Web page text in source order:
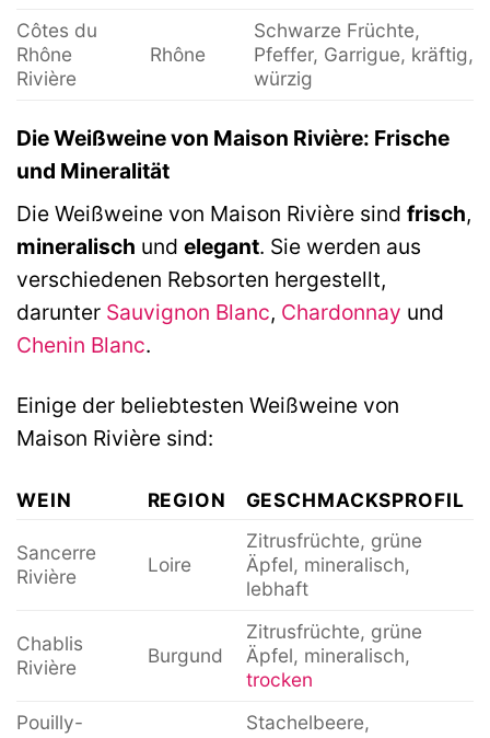
Côtes du
Rhône
Rivière
Rhône
Schwarze Früchte,
Pfeffer, Garrigue, kräftig,
würzig
Die Weißweine von Maison Rivière: Frische
und Mineralität
Die Weißweine von Maison Rivière sind frisch,
mineralisch und elegant. Sie werden aus
verschiedenen Rebsorten hergestellt,
darunter Sauvignon Blanc, Chardonnay und
Chenin Blanc.
Einige der beliebtesten Weißweine von
Maison Rivière sind:
WEIN REGION GESCHMACKSPROFIL
Sancerre
Rivière
Loire
Zitrusfrüchte, grüne
Äpfel, mineralisch,
lebhaft
Chablis
Rivière
Burgund
Zitrusfrüchte, grüne
Äpfel, mineralisch,
trocken
Pouilly-
Stachelbeere,